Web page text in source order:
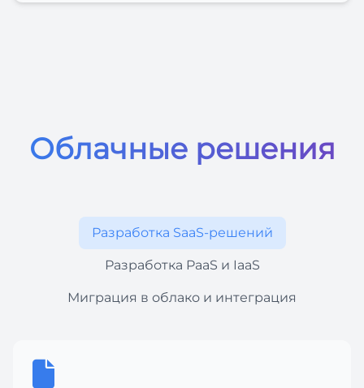
Облачные решения
Разработка SaaS-решений
Разработка PaaS и IaaS
Миграция в облако и интеграция